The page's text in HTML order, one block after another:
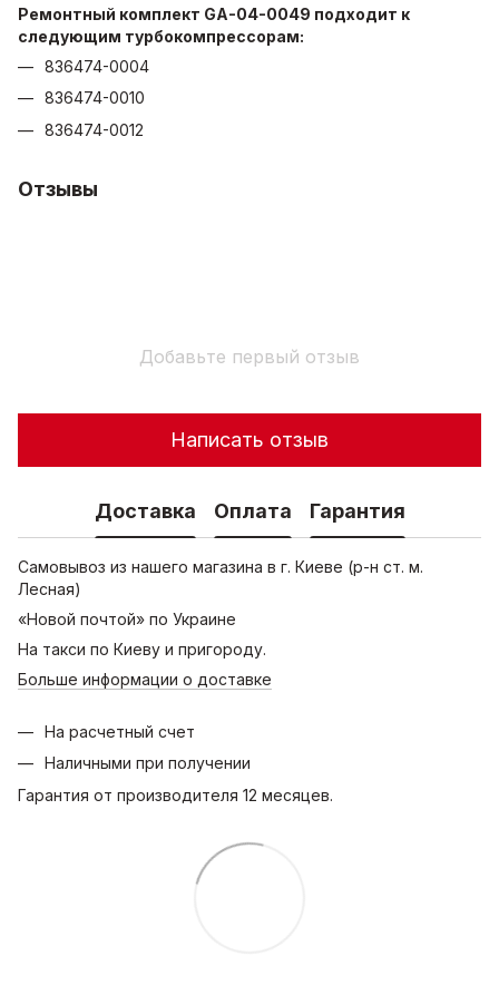
Ремонтный комплект GA-04-0049 подходит к
следующим турбокомпрессорам:
836474-0004
836474-0010
836474-0012
Отзывы
Добавьте первый отзыв
Написать отзыв
Доставка Оплата Гарантия
Самовывоз из нашего магазина в г. Киеве (р-н ст. м.
Лесная)
«Новой почтой» по Украине
На такси по Киеву и пригороду.
Больше информации о доставке
На расчетный счет
Наличными при получении
Гарантия от производителя 12 месяцев.